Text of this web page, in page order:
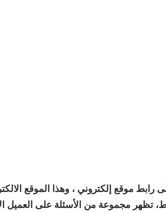
رابط موقع إلكتروني ، وهذا الموقع
تظهر مجموعة من الأسئلة على